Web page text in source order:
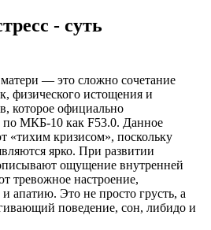
- суть
— это сложно сочетание
физического истощения и
которое официально
по МКБ-10 как F53.0. Данное
«тихим кризисом», поскольку
ярко. При развитии
ощущение внутренней
тревожное настроение,
апатию. Это не просто грусть, а
поведение, сон, либидо и